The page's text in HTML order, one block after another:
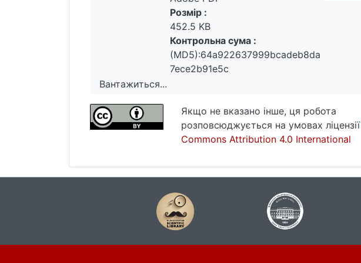
Вантажиться...
Вантажиться...
Розмір :
452.5 KB
Контрольна сума :
(MD5):64a922637999bcadeb8da
7ece2b91e5c
Якщо не вказано інше, ця робота
розповсюджується на умовах ліцензії
Commons Attribution 4.0 International